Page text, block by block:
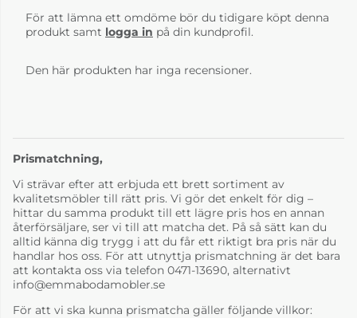
För att lämna ett omdöme bör du tidigare köpt denna
produkt samt logga in på din kundprofil.
Den här produkten har inga recensioner.
Prismatchning,
Vi strävar efter att erbjuda ett brett sortiment av
kvalitetsmöbler till rätt pris. Vi gör det enkelt för dig –
hittar du samma produkt till ett lägre pris hos en annan
återförsäljare, ser vi till att matcha det. På så sätt kan du
alltid känna dig trygg i att du får ett riktigt bra pris när du
handlar hos oss. För att utnyttja prismatchning är det bara
att kontakta oss via telefon 0471-13690, alternativt
info@emmabodamobler.se
För att vi ska kunna prismatcha gäller följande villkor: